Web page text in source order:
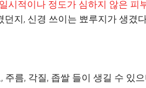
적이나 정도가 심하지 않은
지, 신경 쓰이는 뾰루지가 생겼
름, 각질, 좁쌀 들이 생길 수 있